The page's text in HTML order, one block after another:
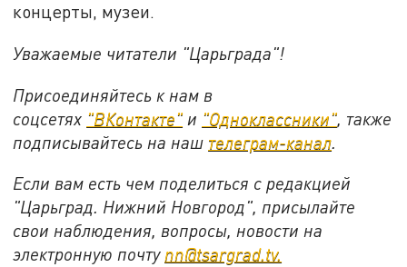
концерты, музеи.
Уважаемые читатели "Царьграда"!
Присоединяйтесь к нам в
соцсетях "ВКонтакте" и "Одноклассники", также
подписывайтесь на наш телеграм-канал.
Если вам есть чем поделиться с редакцией
"Царьград. Нижний Новгород", присылайте
свои наблюдения, вопросы, новости на
электронную почту nn@tsargrad.tv.